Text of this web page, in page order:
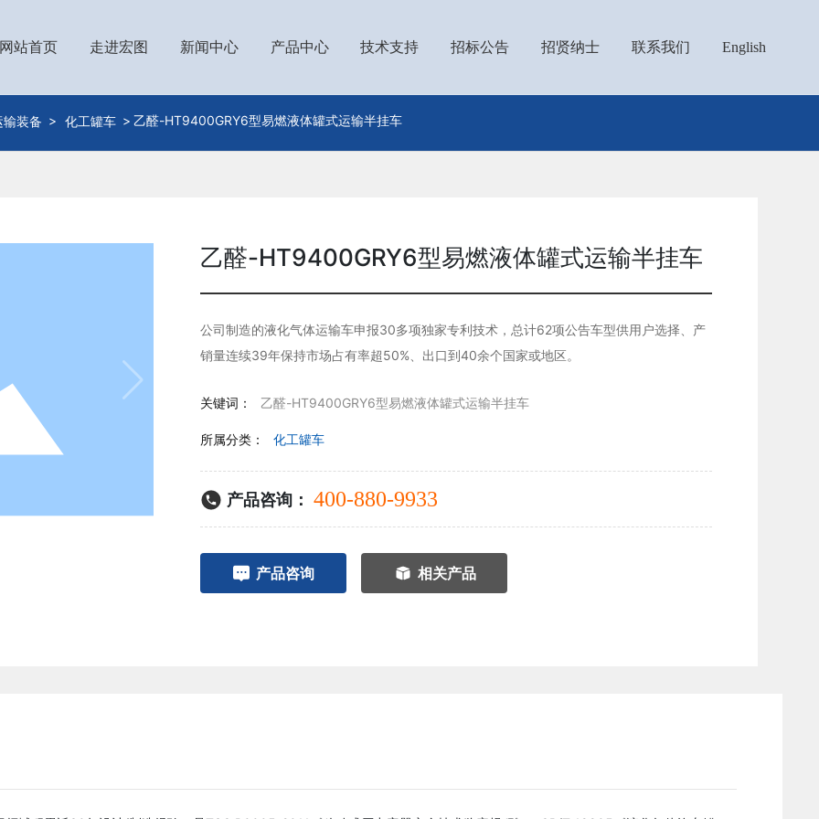
站首页 走进宏图 新闻中心 产品中心 技术支持 招标公告 招贤纳士 联系我们 English
输装备 化工罐车 乙醛-HT9400GRY6型易燃液体罐式运输半挂车
乙醛-HT9400GRY6型易燃液体罐式运输半挂车
公司制造的液化气体运输车申报30多项独家专利技术，总计62项公告车型供用户选择、产
销量连续39年保持市场占有率超50%、出口到40余个国家或地区。
关键词： 乙醛-HT9400GRY6型易燃液体罐式运输半挂车
所属分类： 化工罐车
产品咨询： 400-880-9933
产品咨询 相关产品